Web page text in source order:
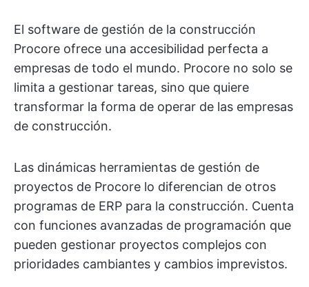
El software de gestión de la construcción
Procore ofrece una accesibilidad perfecta a
empresas de todo el mundo. Procore no solo se
limita a gestionar tareas, sino que quiere
transformar la forma de operar de las empresas
de construcción.
Las dinámicas herramientas de gestión de
proyectos de Procore lo diferencian de otros
programas de ERP para la construcción. Cuenta
con funciones avanzadas de programación que
pueden gestionar proyectos complejos con
prioridades cambiantes y cambios imprevistos.